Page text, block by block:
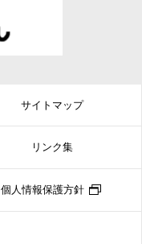
サイトマップ
リンク集
個人情報保護方針